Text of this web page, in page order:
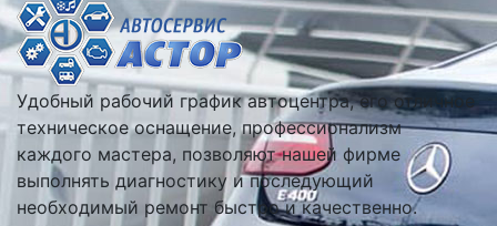
Удобный рабочий график автоцентра, его отличное
техническое оснащение, профессионализм
каждого мастера, позволяют нашей фирме
выполнять диагностику и последующий
необходимый ремонт быстро и качественно.